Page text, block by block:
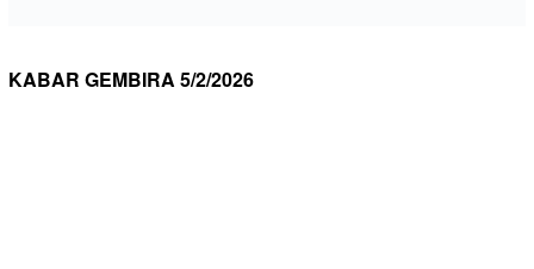
KABAR GEMBIRA 5/2/2026